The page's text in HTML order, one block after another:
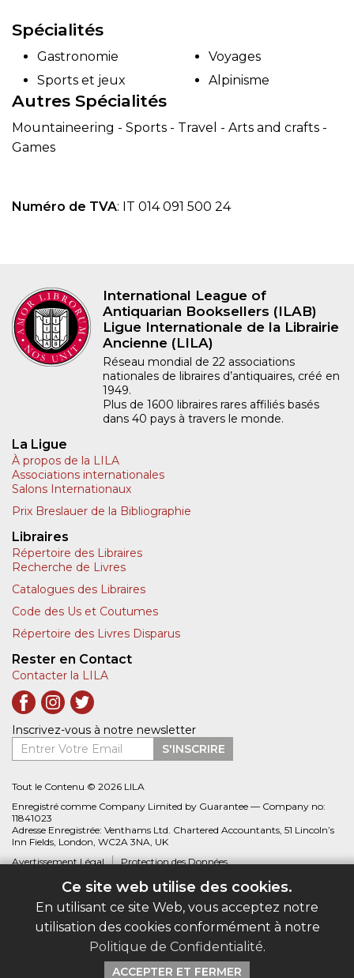
Ce site web utilise des cookies.
En utilisant ce site Web, vous acceptez notre
utilisation des cookies conformément à notre
Politique de Confidentialité.
ACCEPTER ET FERMER
Spécialités
Gastronomie
Sports et jeux
Voyages
Alpinisme
Autres Spécialités
Mountaineering - Sports - Travel - Arts and crafts -
Games
Numéro de TVA: IT 014 091 500 24
International League of
Antiquarian Booksellers (ILAB)
Ligue Internationale de la Librairie
Ancienne (LILA)
Réseau mondial de 22 associations
nationales de libraires d’antiquaires, créé en
1949.
Plus de 1600 libraires rares affiliés basés
dans 40 pays à travers le monde.
La Ligue
À propos de la LILA
Associations internationales
Salons Internationaux
Prix Breslauer de la Bibliographie
Libraires
Répertoire des Libraires
Recherche de Livres
Catalogues des Libraires
Code des Us et Coutumes
Répertoire des Livres Disparus
Rester en Contact
Contacter la LILA
Inscrivez-vous à notre newsletter
Entrer Votre Email
S'INSCRIRE
Tout le Contenu © 2026 LILA
Enregistré comme Company Limited by Guarantee — Company no:
11841023
Adresse Enregistrée: Venthams Ltd. Chartered Accountants, 51 Lincoln’s
Inn Fields, London, WC2A 3NA, UK
Avertissement Légal
Protection des Données